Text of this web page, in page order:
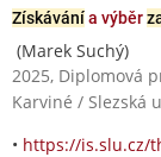
Získávánía výběr
(Marek Suchý)
2025, Diplomová
Karviné / Slezská
• https://is.slu.cz/